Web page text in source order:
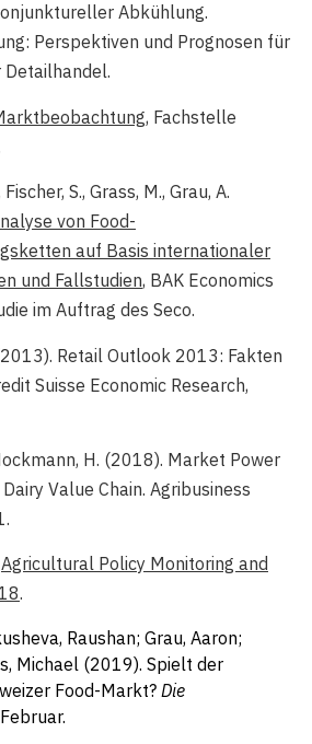
Abkühlung.
Perspektiven und Prognosen für
Detailhandel.
, Fachstelle
S., Grass, M., Grau, A.
von Food-
auf Basis internationaler
und Fallstudien, BAK Economics
im Auftrag des Seco.
Retail Outlook 2013: Fakten
Suisse Economic Research,
H. (2018). Market Power
Value Chain. Agribusiness
Agricultural Policy Monitoring and
.
Raushan; Grau, Aaron;
Michael (2019). Spielt der
Food-Markt? Die